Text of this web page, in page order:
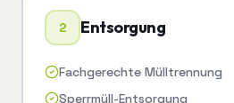
2 Entsorgung
Fachgerechte Mülltrennung
Sperrmüll-Entsorgung